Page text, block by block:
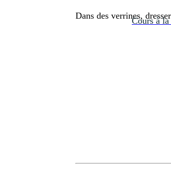
Cours à la
Dans des verrines,